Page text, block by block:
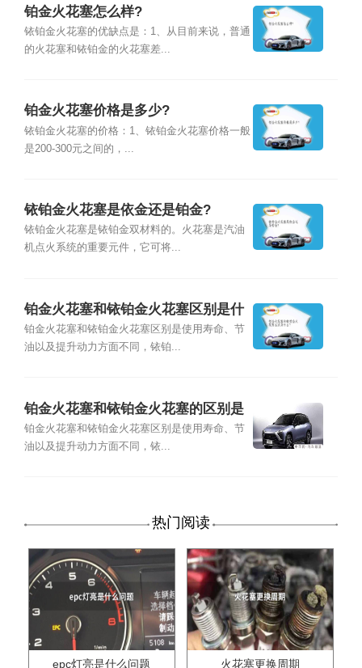
铂金火花塞怎么样?
铱铂金火花塞的优缺点是：1、从目前来说，普通
的火花塞和铱铂金的火花塞差...
铂金火花塞价格是多少?
铱铂金火花塞的价格：1、铱铂金火花塞价格一般
是200-300元之间的，...
铱铂金火花塞是依金还是铂金?
铱铂金火花塞是铱铂金双材料的。火花塞是汽油
机点火系统的重要元件，它可将...
铂金火花塞和铱铂金火花塞区别是什
么?
铂金火花塞和铱铂金火花塞区别是使用寿命、节
油以及提升动力方面不同，铱铂...
铂金火花塞和铱铂金火花塞的区别是
什么
铂金火花塞和铱铂金火花塞区别是使用寿命、节
油以及提升动力方面不同，铱...
热门阅读
epc灯亮是什么问题 火花塞更换周期